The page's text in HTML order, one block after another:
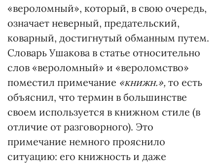
«вероломный», который, в свою очередь,
означает неверный, предательский,
коварный, достигнутый обманным путем.
Словарь Ушакова в статье относительно
слов «вероломный» и «вероломство»
поместил примечание «книжн.», то есть
объяснил, что термин в большинстве
своем используется в книжном стиле (в
отличие от разговорного). Это
примечание немного прояснило
ситуацию: его книжность и даже